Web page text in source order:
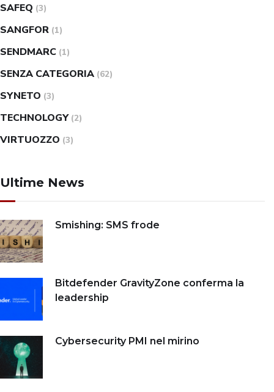
SAFEQ (3)
SANGFOR (1)
SENDMARC (1)
SENZA CATEGORIA (62)
SYNETO (3)
TECHNOLOGY (2)
VIRTUOZZO (3)
Ultime News
Smishing: SMS frode
Bitdefender GravityZone conferma la
leadership
Cybersecurity PMI nel mirino